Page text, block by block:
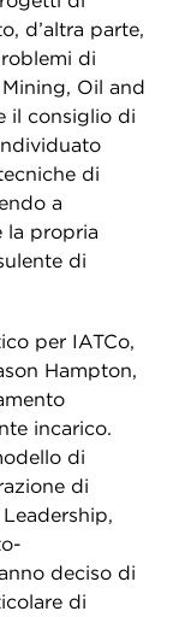
d’altra parte,
di
Oil and
il consiglio di
di
a
la propria
di
per IATCo,
Hampton,
incarico.
di
di
deciso di
di